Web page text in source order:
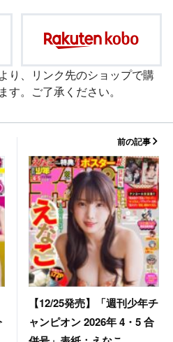
り、リンク先のショップで購
す。ご了承ください。
前の記事
【12/25発売】「週刊少年チ
ャンピオン 2026年 4・5 合